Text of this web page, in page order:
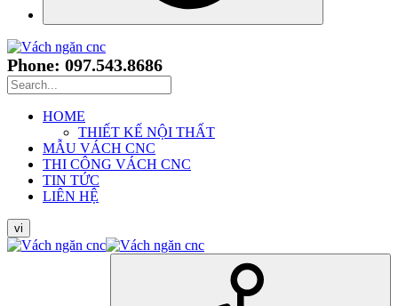
Phone: 097.543.8686
HOME
THIẾT KẾ NỘI THẤT
MẪU VÁCH CNC
THI CÔNG VÁCH CNC
TIN TỨC
LIÊN HỆ
vi